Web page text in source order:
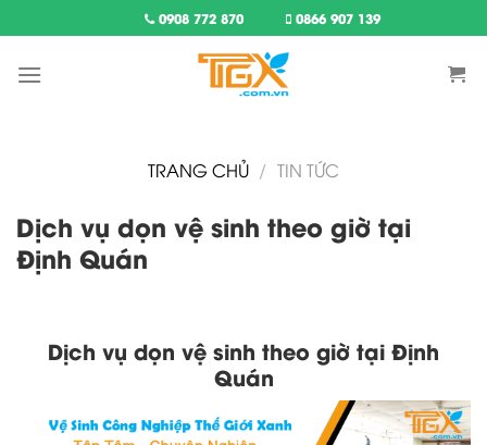
to
content
0908 772 870 0866 907 139
TRANG CHỦ / TIN TỨC
Dịch vụ dọn vệ sinh theo giờ tại
Định Quán
Dịch vụ dọn vệ sinh theo giờ tại Định
Quán